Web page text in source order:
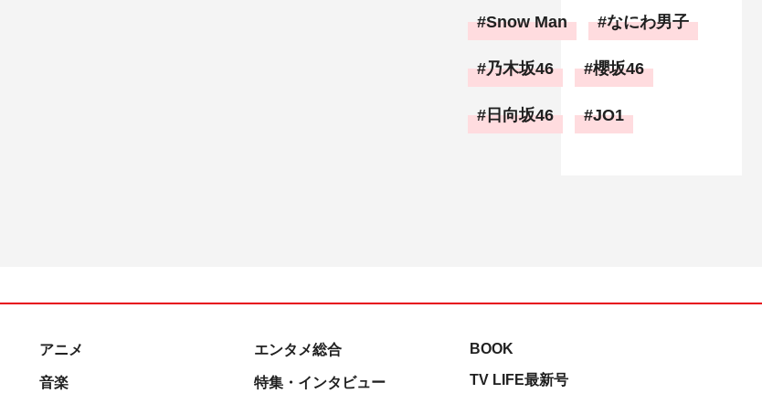
Snow Man なにわ男子
乃木坂46 櫻坂46
日向坂46 JO1
アニメ
音楽
エンタメ総合
特集・インタビュー
BOOK
TV LIFE最新号